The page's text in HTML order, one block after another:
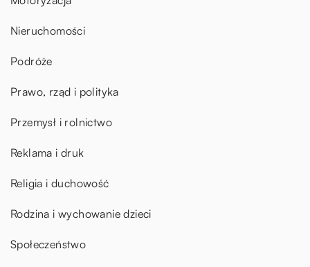
Nieruchomości
Podróże
Prawo, rząd i polityka
Przemysł i rolnictwo
Reklama i druk
Religia i duchowość
Rodzina i wychowanie dzieci
Społeczeństwo